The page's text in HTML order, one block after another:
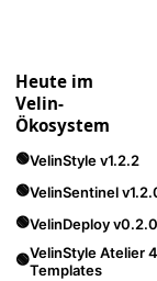
Heute im
Velin-
Ökosystem
🟢VelinStyle v1.2.2
🟢VelinSentinel
🟢VelinDeploy v0.2.0
🟢VelinStyle Atelier
Templates